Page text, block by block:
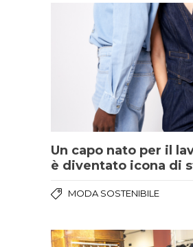
Un capo nato per il
è diventato icona di
MODA SOSTENIBILE